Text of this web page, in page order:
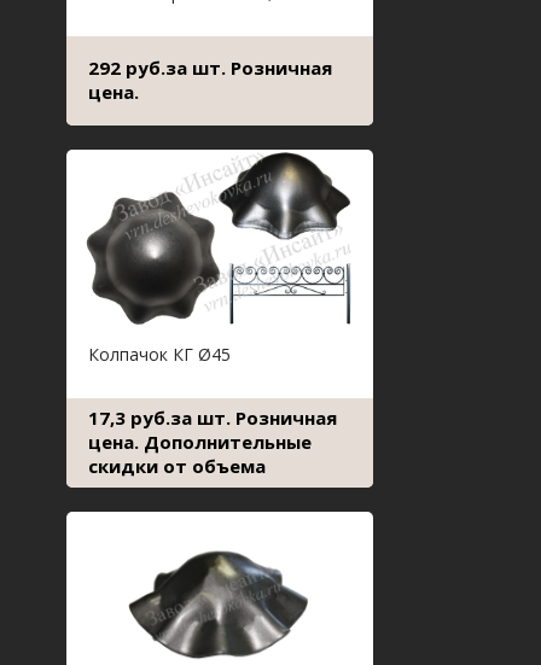
292 руб.за шт. Розничная
цена.
Колпачок КГ Ø45
17,3 руб.за шт. Розничная
цена. Дополнительные
скидки от объема